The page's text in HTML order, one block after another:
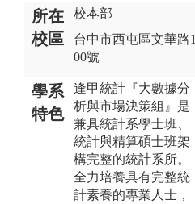
所在
校區
校本部
台中市西屯區文華路1
00號
學系
特色
逢甲統計『大數據分
析與市場決策組』是
兼具統計系學士班、
統計與精算碩士班架
構完整的統計系所。
全力培養具有完整統
計素養的專業人士，